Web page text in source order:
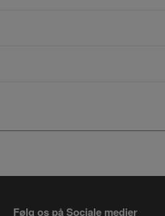
Følg os på Sociale medier